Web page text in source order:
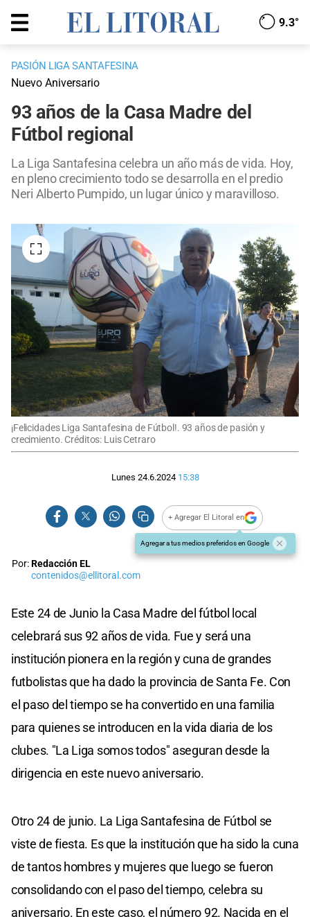
9.3°
PASIÓN LIGA SANTAFESINA
Nuevo Aniversario
93 años de la Casa Madre del
Fútbol regional
La Liga Santafesina celebra un año más de vida. Hoy,
en pleno crecimiento todo se desarrolla en el predio
Neri Alberto Pumpido, un lugar único y maravilloso.
¡Felicidades Liga Santafesina de Fútbol!. 93 años de pasión y
crecimiento. Créditos: Luis Cetraro
Lunes 24.6.2024 15:38
+ Agregar El Litoral en
Agregar a tus medios preferidos en Google
Por:Redacción EL
contenidos@ellitoral.com
Este 24 de Junio la Casa Madre del fútbol local
celebrará sus 92 años de vida. Fue y será una
institución pionera en la región y cuna de grandes
futbolistas que ha dado la provincia de Santa Fe. Con
el paso del tiempo se ha convertido en una familia
para quienes se introducen en la vida diaria de los
clubes. "La Liga somos todos" aseguran desde la
dirigencia en este nuevo aniversario.
Otro 24 de junio. La Liga Santafesina de Fútbol se
viste de fiesta. Es que la institución que ha sido la cuna
de tantos hombres y mujeres que luego se fueron
consolidando con el paso del tiempo, celebra su
aniversario. En este caso, el número 92. Nacida en el